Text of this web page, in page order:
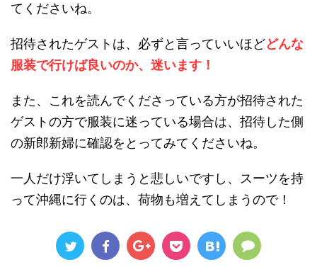
てくださいね。
招待されたゲストは、必ずと言っていいほどどんな
服装で行けば良いのか、迷います！
また、これを読んでくださっている方が招待された
ゲストの方で服装に迷っている場合は、招待した側
の新郎新婦に確認をとってみてくださいね。
一人だけ浮いてしまうと悲しいですし、スーツを持
って沖縄に行くのは、荷物も増えてしまうので！